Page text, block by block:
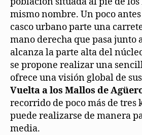
mismo nombre. Un poco
casco urbano parte una
mano derecha que pasa junto
alcanza la parte alta del
se propone realizar una
ofrece una visión global de
Vuelta a los Mallos de
recorrido de poco más de tres
puede realizarse de manera
media.